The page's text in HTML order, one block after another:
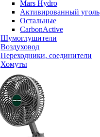
Mars Hydro
Активированный уголь
Остальные
CarbonActive
Шумоглушители
Воздуховод
Переходники, соединители
Хомуты